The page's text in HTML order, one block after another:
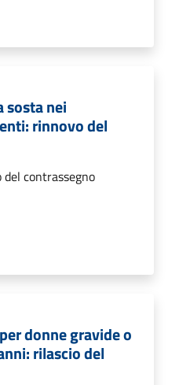
sosta nei
rinnovo del
contrassegno
donne gravide o
rilascio del